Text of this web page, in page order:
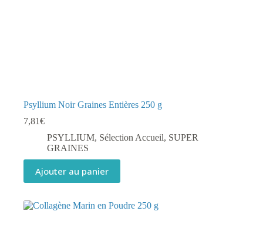
Psyllium Noir Graines Entières 250 g
7,81€
PSYLLIUM, Sélection Accueil, SUPER
GRAINES
Ajouter au panier